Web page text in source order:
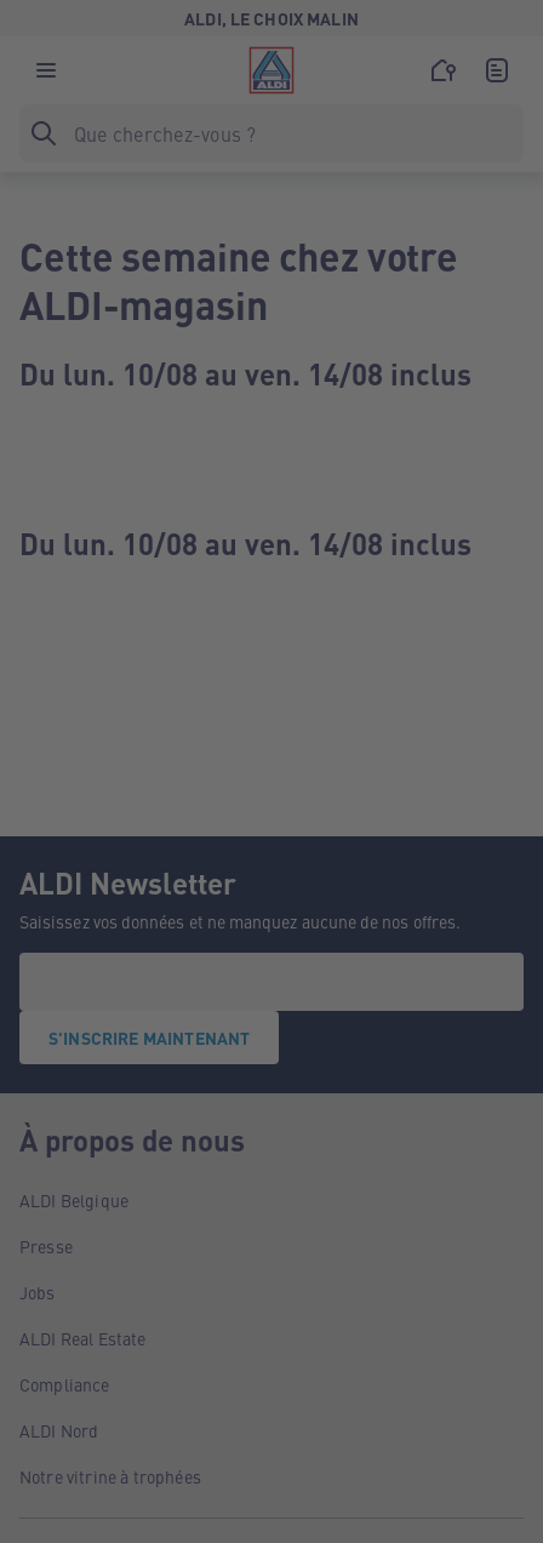
ALDI, LE CHOIX MALIN
Cette semaine chez votre
ALDI-magasin
Du lun. 10/08 au ven. 14/08 inclus
Du lun. 10/08 au ven. 14/08 inclus
ALDI Newsletter
Saisissez vos données et ne manquez aucune de nos offres.
S'INSCRIRE MAINTENANT
À propos de nous
ALDI Belgique
Presse
Jobs
ALDI Real Estate
Compliance
ALDI Nord
Notre vitrine à trophées